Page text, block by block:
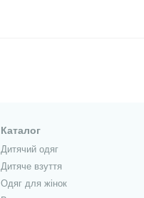
Каталог
Дитячий одяг
Дитяче взуття
Одяг для жінок